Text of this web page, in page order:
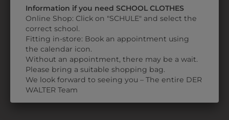
3413030SCHW
KLASSISCHER
LEDERGÜRTEL
€ 22,90
Information if you need SCHOOL CLOTHES
Online Shop: Click on "SCHULE" and select the
correct school.
Fitting in-store: Book an appointment using
the calendar icon.
Without an appointment, there may be a wait.
Please bring a suitable shopping bag.
We look forward to seeing you – The entire DER
WALTER Team